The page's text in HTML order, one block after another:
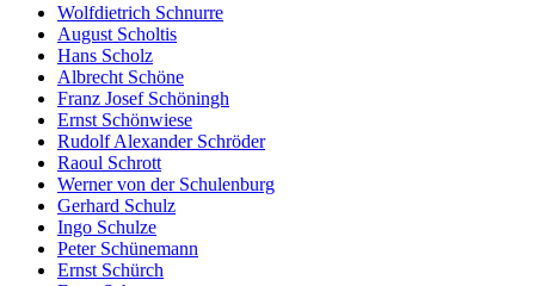
Wolfdietrich Schnurre
August Scholtis
Hans Scholz
Albrecht Schöne
Franz Josef Schöningh
Ernst Schönwiese
Rudolf Alexander Schröder
Raoul Schrott
Werner von der Schulenburg
Gerhard Schulz
Ingo Schulze
Peter Schünemann
Ernst Schürch